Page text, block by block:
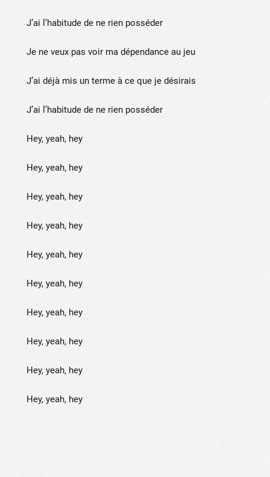
J’ai l’habitude de ne rien posséder
Je ne veux pas voir ma dépendance au jeu
J’ai déjà mis un terme à ce que je désirais
J’ai l’habitude de ne rien posséder
Hey, yeah, hey
Hey, yeah, hey
Hey, yeah, hey
Hey, yeah, hey
Hey, yeah, hey
Hey, yeah, hey
Hey, yeah, hey
Hey, yeah, hey
Hey, yeah, hey
Hey, yeah, hey